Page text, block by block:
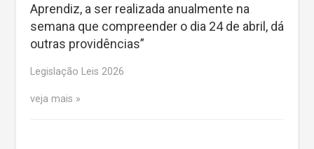
Aprendiz, a ser realizada anualmente na
semana que compreender o dia 24 de abril, dá
outras providências”
Legislação Leis 2026
veja mais